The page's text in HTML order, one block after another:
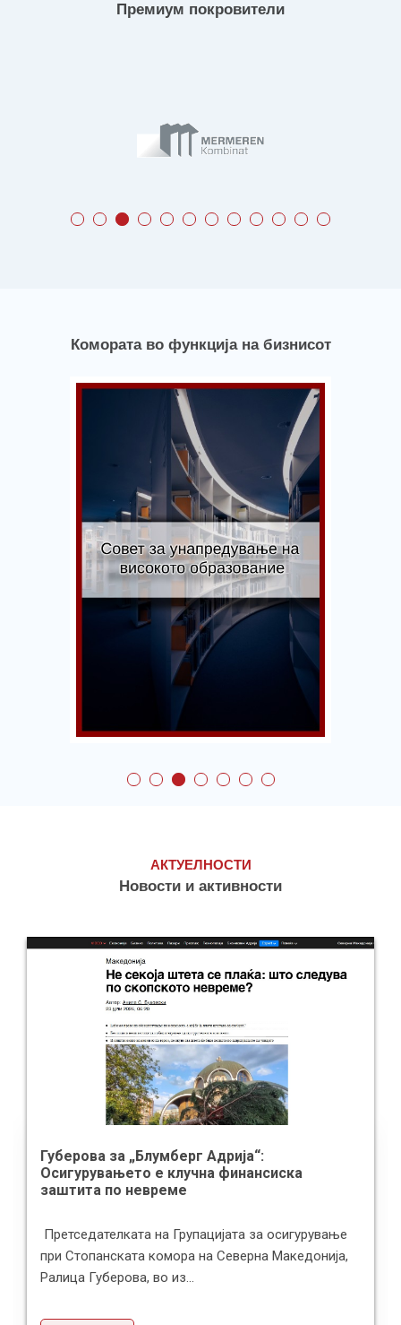
Премиум покровители
Комората во функција на бизнисот
Совет за
високото
образование
АКТУЕЛНОСТИ
Новости и активности
Губерова за „Блумберг Адрија“:
Осигурувањето е клучна финансиска
заштита по невреме
Претседателката на Групацијата за осигурување
при Стопанската комора на Северна Македонија,
Ралица Губерова, во из...